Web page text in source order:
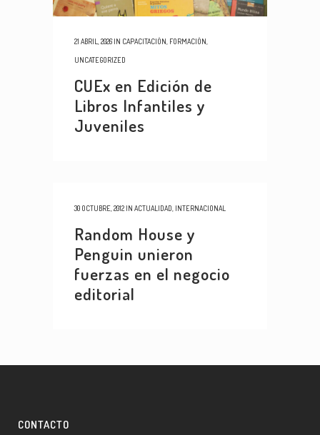
21 ABRIL, 2026IN CAPACITACIÓN FORMACIÓN
UNCATEGORIZED
CUEx en Edición de
Libros Infantiles y
Juveniles
30 OCTUBRE, 2012 IN ACTUALIDAD INTERNACIONAL
Random House y
Penguin unieron
fuerzas en el negocio
editorial
CONTACTO